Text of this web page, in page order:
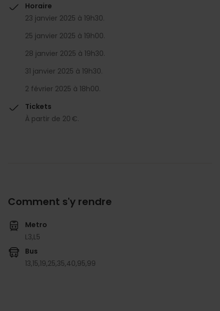
Horaire
23 janvier 2025 à 19h30.
25 janvier 2025 à 19h00.
28 janvier 2025 à 19h30.
31 janvier 2025 à 19h30.
2 février 2025 à 18h00.
Tickets
À partir de 20 €.
Comment s'y rendre
Metro
L3,L5
Bus
13,15,19,25,35,40,95,99